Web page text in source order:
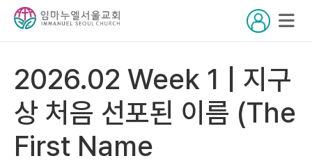
2026.02 Week 1 | 지구
상 처음 선포된 이름 (The
First Name